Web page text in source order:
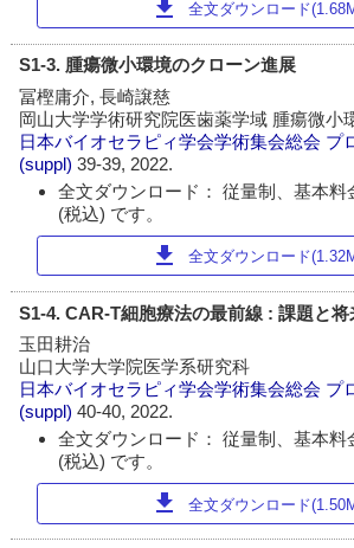
download 全文ダウンロード
S1-3. 腫瘍微小環境のクローン進展
冨樫庸介, 長崎譲慈
岡山大学学術研究院医歯薬学域 腫瘍微小
日本バイオセラピィ学会学術集会総会 プ
(suppl)39-39, 2022.
全文ダウンロード： 従量制、基本料
(税込) です。
download 全文ダウンロード
S1-4. CAR-T細胞療法の最前線 : 課題と将
玉田耕治
山口大学大学院医学系研究科
日本バイオセラピィ学会学術集会総会 プ
(suppl)40-40, 2022.
全文ダウンロード： 従量制、基本料
(税込) です。
download 全文ダウンロード